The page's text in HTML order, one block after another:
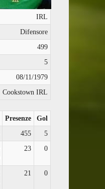
IRL
Difensore
499
5
08/11/1979
Cookstown IRL
Presenze
Gol
455
5
23 0
21 0